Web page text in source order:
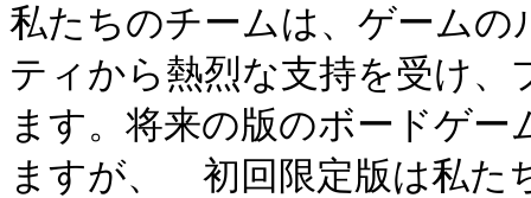
私たちのチームは、ゲーム
ティから熱烈な支持を受け
ます。将来の版のボードゲ
ますが、　初回限定版は私